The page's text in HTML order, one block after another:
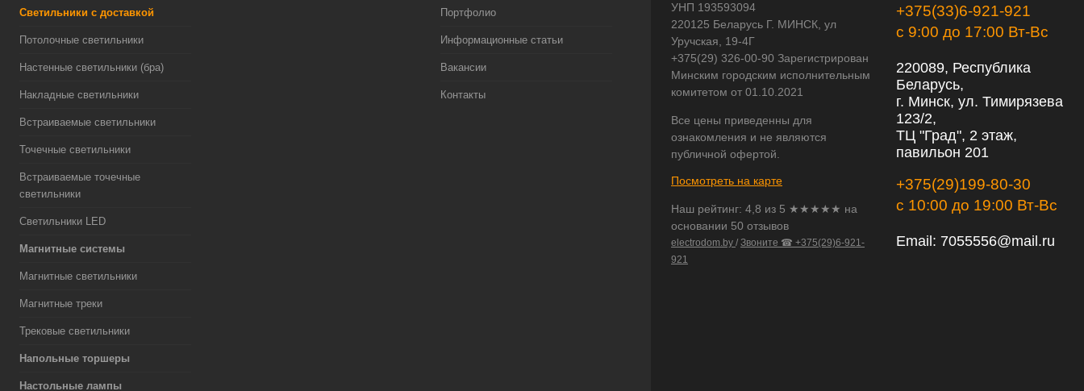
Светильники с доставкой
Потолочные светильники
Настенные светильники (бра)
Накладные светильники
Встраиваемые светильники
Точечные светильники
Встраиваемые точечные
светильники
Светильники LED
Магнитные системы
Магнитные светильники
Магнитные треки
Трековые светильники
Напольные торшеры
Настольные лампы
Портфолио
Информационные статьи
Вакансии
Контакты
УНП 193593094
220125 Беларусь Г. МИНСК, ул
Уручская, 19-4Г
+375(29) 326-00-90 Зарегистрирован
Минским городским исполнительным
комитетом от 01.10.2021
Все цены приведенны для
ознакомления и не являются
публичной офертой.
Посмотреть на карте
Наш рейтинг: 4,8 из 5 ★★★★★ на
основании 50 отзывов
electrodom.by / Звоните ☎ +375(29)6-921-
921
+375(33)6-921-921
с 9:00 до 17:00 Вт-Вс
220089, Республика
Беларусь,
г. Минск, ул. Тимирязева
123/2,
ТЦ "Град", 2 этаж,
павильон 201
+375(29)199-80-30
с 10:00 до 19:00 Вт-Вс
Email: 7055556@mail.ru